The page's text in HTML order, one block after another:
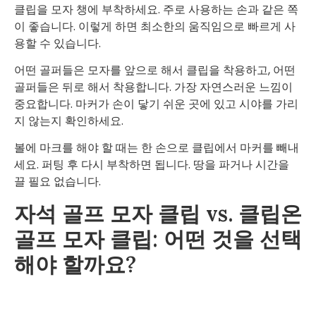
클립을 모자 챙에 부착하세요. 주로 사용하는 손과 같은 쪽
이 좋습니다. 이렇게 하면 최소한의 움직임으로 빠르게 사
용할 수 있습니다.
어떤 골퍼들은 모자를 앞으로 해서 클립을 착용하고, 어떤
골퍼들은 뒤로 해서 착용합니다. 가장 자연스러운 느낌이
중요합니다. 마커가 손이 닿기 쉬운 곳에 있고 시야를 가리
지 않는지 확인하세요.
볼에 마크를 해야 할 때는 한 손으로 클립에서 마커를 빼내
세요. 퍼팅 후 다시 부착하면 됩니다. 땅을 파거나 시간을
끌 필요 없습니다.
자석 골프 모자 클립 vs. 클립온
골프 모자 클립: 어떤 것을 선택
해야 할까요?